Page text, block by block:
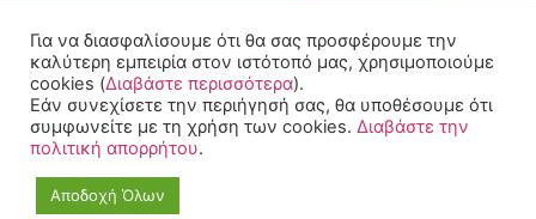
© 2022-2025 All rights
Reserved.
Για να διασφαλίσουμε ότι θα σας προσφέρουμε την
καλύτερη εμπειρία στον ιστότοπό μας, χρησιμοποιούμε
cookies (Διαβάστε περισσότερα).
Εάν συνεχίσετε την περιήγησή σας, θα υποθέσουμε ότι
συμφωνείτε με τη χρήση των cookies. Διαβάστε την
πολιτική απορρήτου.
Αποδοχή Όλων